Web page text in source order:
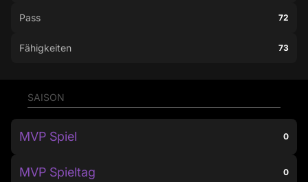
Pass 72
Fähigkeiten 73
SAISON
MVP Spiel 0
MVP Spieltag 0